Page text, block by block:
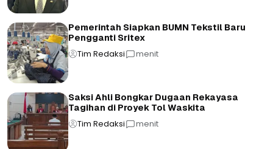
Pemerintah Siapkan BUMN Tekstil Baru
Pengganti Sritex
Tim Redaksi menit
Saksi Ahli Bongkar Dugaan Rekayasa
Tagihan di Proyek Tol Waskita
Tim Redaksi menit